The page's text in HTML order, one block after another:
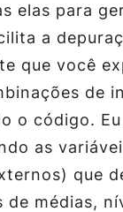
elas para
a
que você
de
o código.
as
que
de médias,